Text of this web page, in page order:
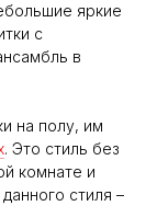
яркие
с
в
на полу, им
. Это стиль без
комнате и
стиля –